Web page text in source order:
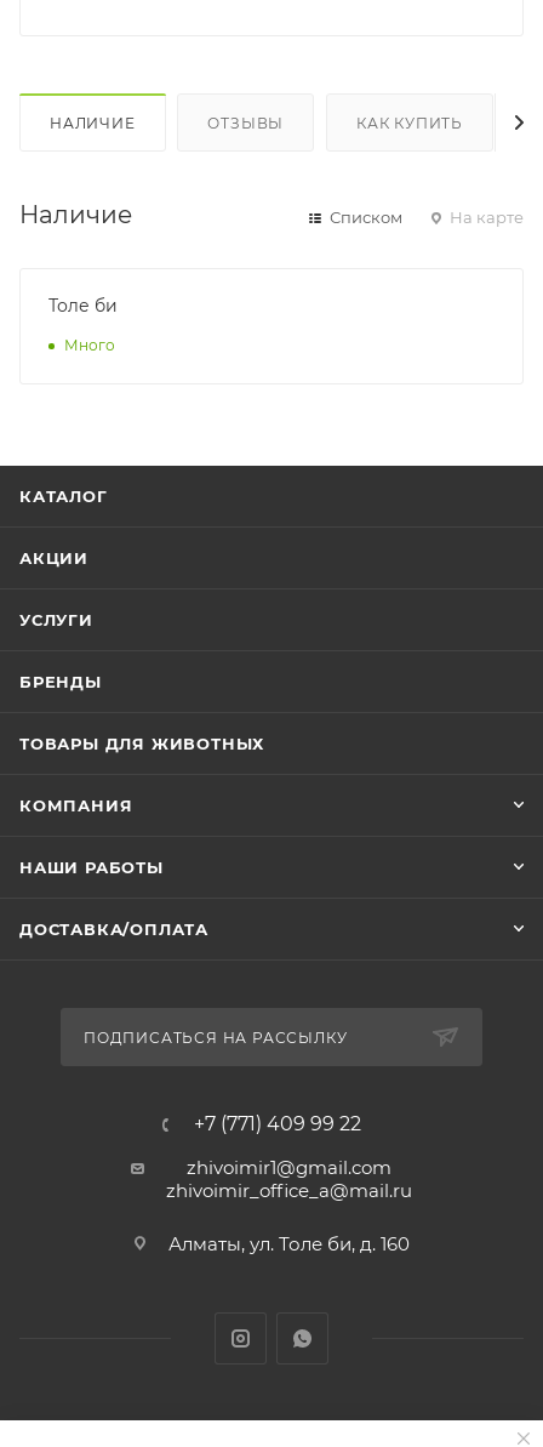
НАЛИЧИЕ ОТЗЫВЫ КАК КУПИТЬ
Наличие Списком На карте
Толе би
Много
КАТАЛОГ
АКЦИИ
УСЛУГИ
БРЕНДЫ
ТОВАРЫ ДЛЯ ЖИВОТНЫХ
КОМПАНИЯ
НАШИ РАБОТЫ
ДОСТАВКА/ОПЛАТА
ПОДПИСАТЬСЯ НА РАССЫЛКУ
+7 (771) 409 99 22
zhivoimir1@gmail.com
zhivoimir_office_a@mail.ru
Алматы, ул. Толе би, д. 160